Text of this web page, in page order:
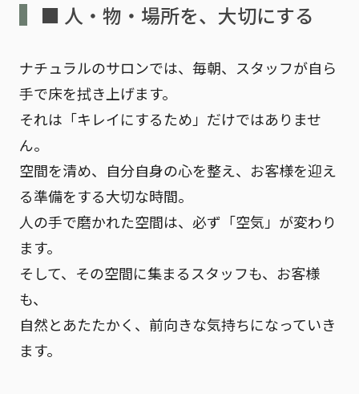
■ 人・物・場所を、大切にする
ナチュラルのサロンでは、毎朝、
スタッフが自ら
手で床を拭き上げます。
それは「キレイにするため」だけではありませ
ん。
空間を清め、自分自身の心を整え、お客様を迎え
る準備をする大切な時間。
人の手で磨かれた空間は、必ず「空気」が変わり
ます。
そして、その空間に集まるスタッフも、お客様
も、
自然とあたたかく、前向きな気持ちになっていき
ます。